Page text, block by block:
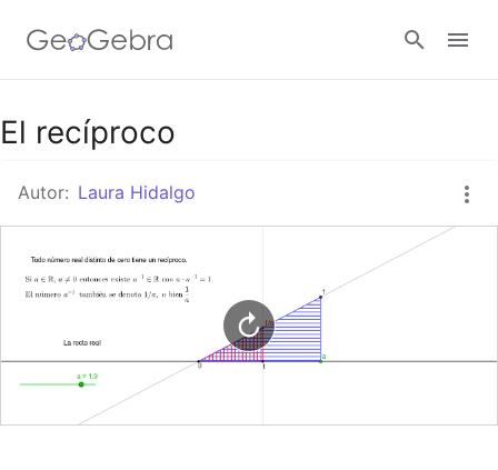
Google Classroom
GeoGebra Classroom
Abrir sesión
El recíproco
Autor: Laura Hidalgo